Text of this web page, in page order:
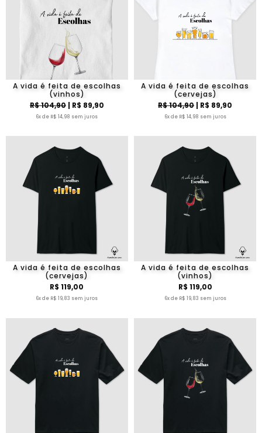
A vida é feita de escolhas
(vinhos)
R$ 104,90| R$ 89,90
6x de R$ 14,98 sem juros
A vida é feita de escolhas
(cervejas)
R$ 104,90| R$ 89,90
6x de R$ 14,98 sem juros
A vida é feita de escolhas
(cervejas)
R$ 119,00
6x de R$ 19,83 sem juros
A vida é feita de escolhas
(vinhos)
R$ 119,00
6x de R$ 19,83 sem juros